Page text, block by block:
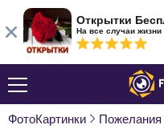
ФотоКартинки Пожелания
Открытки
На все случаи жизни